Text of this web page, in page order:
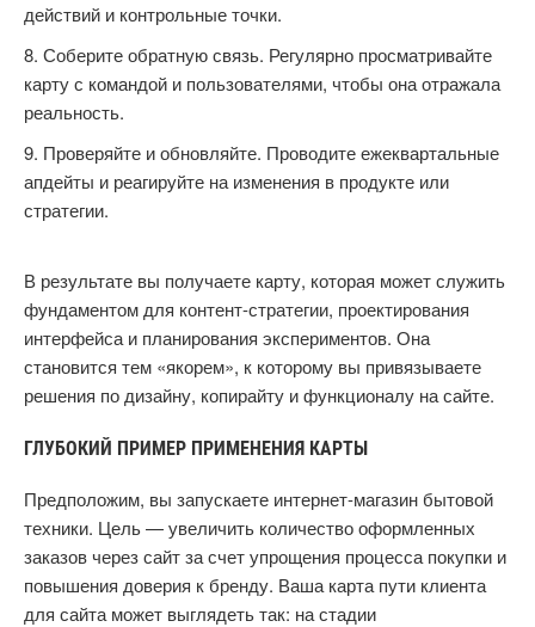
действий и контрольные точки.
Соберите обратную связь. Регулярно просматривайте
карту с командой и пользователями, чтобы она отражала
реальность.
Проверяйте и обновляйте. Проводите ежеквартальные
апдейты и реагируйте на изменения в продукте или
стратегии.
В результате вы получаете карту, которая может служить
фундаментом для контент-стратегии, проектирования
интерфейса и планирования экспериментов. Она
становится тем «якорем», к которому вы привязываете
решения по дизайну, копирайту и функционалу на сайте.
ГЛУБОКИЙ ПРИМЕР ПРИМЕНЕНИЯ КАРТЫ
Предположим, вы запускаете интернет-магазин бытовой
техники. Цель — увеличить количество оформленных
заказов через сайт за счет упрощения процесса покупки и
повышения доверия к бренду. Ваша карта пути клиента
для сайта может выглядеть так: на стадии